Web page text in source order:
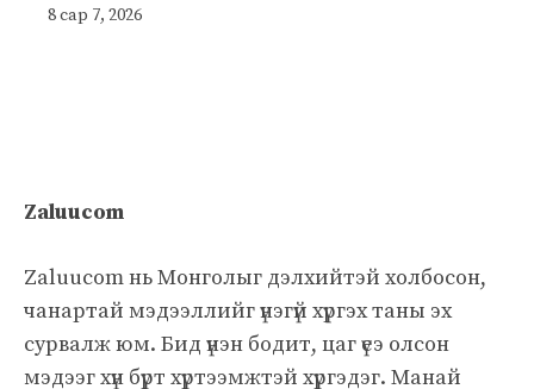
8 сар 7, 2026
Zaluucom
Zaluucom нь Монголыг дэлхийтэй холбосон,
чанартай мэдээллийг үнэгүй хүргэх таны эх
сурвалж юм. Бид үнэн бодит, цаг үеэ олсон
мэдээг хүн бүрт хүртээмжтэй хүргэдэг. Манай